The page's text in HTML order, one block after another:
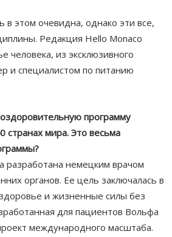
этом очевидна, однако эти все,
Редакция Hello Monaco
человека, из эксклюзивного
и специалистом по питанию
программу
странах мира. Это весьма
разработана немецким врачом
органов. Ее цель заключалась в
и жизненные силы без
для пациентов Вольфа
международного масштаба.